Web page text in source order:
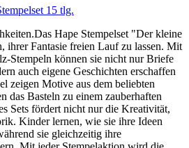
15 tlg.
Hape Stempelset "Der kleine
ihrer Fantasie freien Lauf zu lassen. Mit
Stempeln können sie nicht nur Briefe
auch eigene Geschichten erschaffen
zeigen Motive aus dem beliebten
das Basteln zu einem zauberhaften
Sets fördert nicht nur die Kreativität,
Kinder lernen, wie sie ihre Ideen
sie gleichzeitig ihre